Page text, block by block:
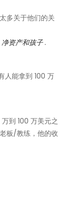
多关于他们的关
资产和孩子.
人能拿到 100 万
到 100 万美元之
板/教练，他的收